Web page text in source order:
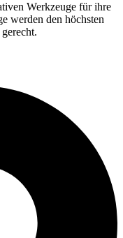
Werkzeuge für ihre
werden den höchsten